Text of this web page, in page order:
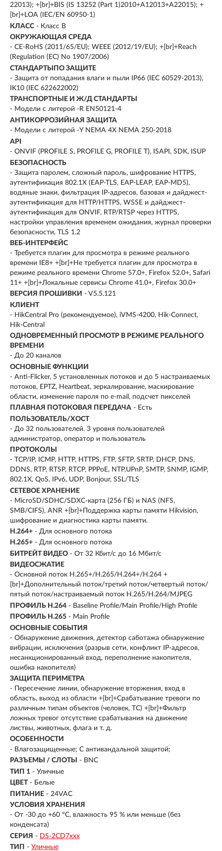
22013); +[br]+BIS (IS 13252 (Part 1)2010+A12013+A22015); +
[br]+LOA (IEC/EN 60950-1)
КЛАСС - Класс B
ОКРУЖАЮЩАЯ СРЕДА
- CE-RoHS (2011/65/EU); WEEE (2012/19/EU); +[br]+Reach
(Regulation (EC) No 1907/2006)
СТАНДАРТЫПО ЗАЩИТЕ
- Защита от попадания влаги и пыли IP66 (IEC 60529-2013),
IK10 (IEC 622622002)
ТРАНСПОРТНЫЕ И Ж/Д СТАНДАРТЫ
- Модели с литерой -R EN50121-4
АНТИКОРРОЗИЙНАЯ ЗАЩИТА
- Модели с литерой -Y NEMA 4X NEMA 250-2018
API
- ONVIF (PROFILE S, PROFILE G, PROFILE T), ISAPI, SDK, ISUP
БЕЗОПАСНОСТЬ
- Защита паролем, сложный пароль, шифрование HTTPS,
аутентификация 802.1X (EAP-TLS, EAP-LEAP, EAP-MD5),
водяные знаки, фильтрация IP-адресов, базовая и дайджест-
аутентификация для HTTP/HTTPS, WSSE и дайджест-
аутентификация для ONVIF, RTP/RTSP через HTTPS,
настройки управления временем ожидания, журнал проверки
безопасности, TLS 1.2
ВЕБ-ИНТЕРФЕЙС
- Требуется плагин для просмотра в режиме реального
времени IE8+ +[br]+Не требуется плагин для просмотра в
режиме реального времени Chrome 57.0+, Firefox 52.0+, Safari
11+ +[br]+Локальные сервисы Chrome 41.0+, Firefox 30.0+
ВЕРСИЯ ПРОШИВКИ - V5.5.121
КЛИЕНТ
- HikCentral Pro (рекомендуемое), iVMS-4200, Hik-Connect,
Hik-Central
ОДНОВРЕМЕННЫЙ ПРОСМОТР В РЕЖИМЕ РЕАЛЬНОГО
ВРЕМЕНИ
- До 20 каналов
ОСНОВНЫЕ ФУНКЦИИ
- Anti-Flicker, 5 установленных потоков и до 5 настраиваемых
потоков, EPTZ, Heartbeat, зеркалирование, маскирование
области, изменение пароля по e-mail, подсчет пикселей
ПЛАВНАЯ ПОТОКОВАЯ ПЕРЕДАЧА - Есть
ПОЛЬЗОВАТЕЛЬ/ХОСТ
- До 32 пользователей. 3 уровня пользователей
администратор, оператор и пользователь
ПРОТОКОЛЫ
- TCP/IP, ICMP, HTTP, HTTPS, FTP, SFTP, SRTP, DHCP, DNS,
DDNS, RTP, RTSP, RTCP, PPPoE, NTP,UPnP, SMTP, SNMP, IGMP,
802.1X, QoS, IPv6, UDP, Bonjour, SSL/TLS
СЕТЕВОЕ ХРАНЕНИЕ
- MicroSD/SDHC/SDXC-карта (256 ГБ) и NAS (NFS,
SMB/CIFS), ANR +[br]+Поддержка карты памяти Hikvision,
шифрование и диагностика карты памяти.
H.264+ - Для основного потока
H.265+ - Для основного потока
БИТРЕЙТ ВИДЕО - От 32 Кбит/с до 16 Мбит/с
ВИДЕОСЖАТИЕ
- Основной поток H.265+/H.265/H.264+/H.264 +
[br]+Дополнительный поток/третий поток/четвертый поток/
пятый поток/настраиваемый поток H.265/H.264/MJPEG
ПРОФИЛЬ H.264 - Baseline Profile/Main Profile/High Profile
ПРОФИЛЬ H.265 - Main Profile
ОСНОВНЫЕ СОБЫТИЯ
- Обнаружение движения, детектор саботажа обнаружение
вибрации, исключения (разрыв сети, конфликт IP-адресов,
несанкционированный вход, переполнение накопителя,
ошибка накопителя)
ЗАЩИТА ПЕРИМЕТРА
- Пересечение линии, обнаружение вторжения, вход в
область, выход из области +[br]+Срабатывание тревоги по
различным типам объектов (человек, ТС) +[br]+Фильтр
ложных тревог отсутствие срабатывания на движение
листвы, животных, флага и т. д.
ОСОБЕННОСТИ
- Влагозащищенные; С антивандальной защитой;
РАЗЪЕМЫ / СЛОТЫ
- BNC
ТИП 1 - Уличные
ЦВЕТ - Белые
ПИТАНИЕ - 24VAC
УСЛОВИЯ ХРАНЕНИЯ
- От -30 до +60 °C, влажность 95 % или меньше (без
конденсата)
СЕРИЯ - DS-2CD7ххх
ТИП - Уличные